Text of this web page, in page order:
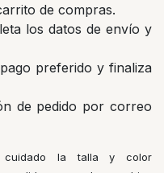
de compras.
los datos de envío y
preferido y finaliza
de pedido por correo
cuidado la talla y color